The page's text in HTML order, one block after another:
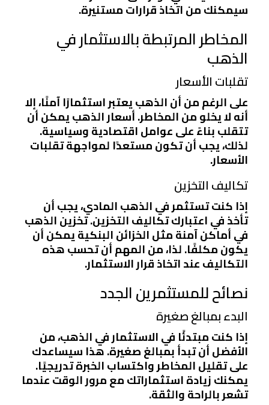
سيمكنك من اتخاذ قرارات مستنيرة.
المخاطر المرتبطة بالاستثمار في
الذهب
تقلبات الأسعار
على الرغم من أن الذهب يعتبر استثمارًا آمنًا، إلا
أنه لا يخلو من المخاطر. أسعار الذهب يمكن أن
تتقلب بناءً على عوامل اقتصادية وسياسية.
لذلك، يجب أن تكون مستعدًا لمواجهة تقلبات
الأسعار.
تكاليف التخزين
إذا كنت تستثمر في الذهب المادي، يجب أن
تأخذ في اعتبارك تكاليف التخزين. تخزين الذهب
في أماكن آمنة مثل الخزائن البنكية يمكن أن
يكون مكلفًا. لذا، من المهم أن تحسب هذه
التكاليف عند اتخاذ قرار الاستثمار.
نصائح للمستثمرين الجدد
البدء بمبالغ صغيرة
إذا كنت مبتدئًا في الاستثمار في الذهب، من
الأفضل أن تبدأ بمبالغ صغيرة. هذا سيساعدك
على تقليل المخاطر واكتساب الخبرة تدريجيًا.
يمكنك زيادة استثماراتك مع مرور الوقت عندما
تشعر بالراحة والثقة.